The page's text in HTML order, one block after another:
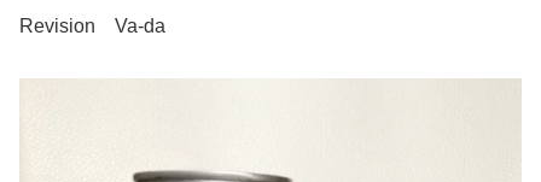
Revision Va-da